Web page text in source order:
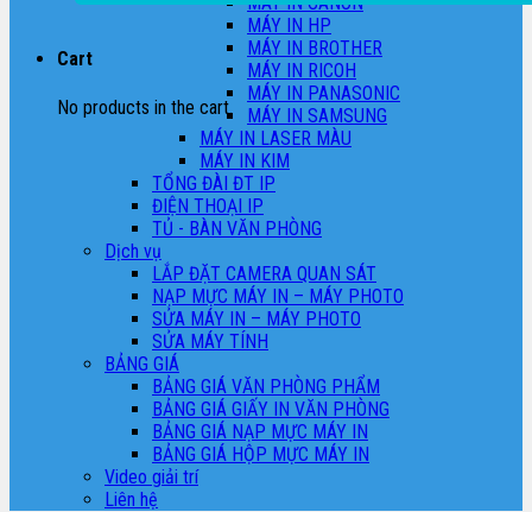
Cart
No products in the cart.
MÁY IN HP
MÁY IN BROTHER
MÁY IN RICOH
MÁY IN PANASONIC
MÁY IN SAMSUNG
MÁY IN LASER MÀU
MÁY IN KIM
TỔNG ĐÀI ĐT IP
ĐIỆN THOẠI IP
TỦ - BÀN VĂN PHÒNG
Dịch vụ
LẮP ĐẶT CAMERA QUAN SÁT
NẠP MỰC MÁY IN – MÁY PHOTO
SỬA MÁY IN – MÁY PHOTO
SỬA MÁY TÍNH
BẢNG GIÁ
BẢNG GIÁ VĂN PHÒNG PHẨM
BẢNG GIÁ GIẤY IN VĂN PHÒNG
BẢNG GIÁ NẠP MỰC MÁY IN
BẢNG GIÁ HỘP MỰC MÁY IN
Video giải trí
Liên hệ